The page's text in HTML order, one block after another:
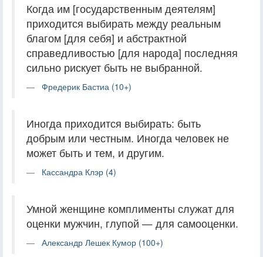
Когда им [государственным деятелям]
приходится выбирать между реальным
благом [для себя] и абстрактной
справедливостью [для народа] последняя
сильно рискует быть не выбранной.
Фредерик Бастиа (10+)
Иногда приходится выбирать: быть
добрым или честным. Иногда человек не
может быть и тем, и другим.
Кассандра Клэр (4)
Умной женщине комплименты служат для
оценки мужчин, глупой — для самооценки.
Александр Лешек Кумор (100+)